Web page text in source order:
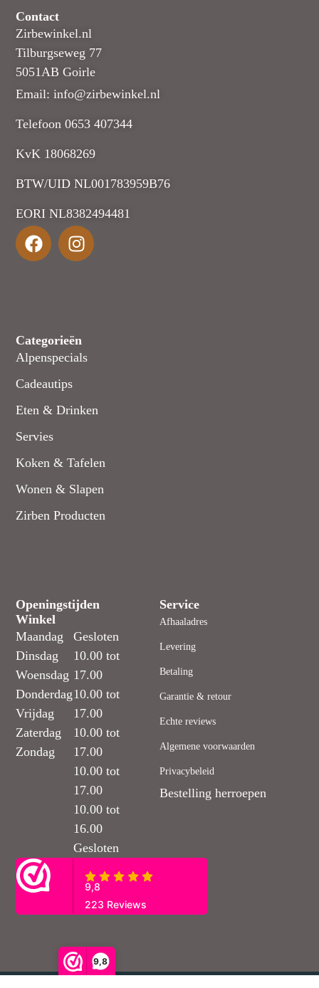
9,8
Contact
Zirbewinkel.nl
Tilburgseweg 77
5051AB Goirle
Email: info@zirbewinkel.nl
Telefoon 0653 407344
KvK 18068269
BTW/UID NL001783959B76
EORI NL8382494481
Categorieën
Alpenspecials
Cadeautips
Eten & Drinken
Servies
Koken & Tafelen
Wonen & Slapen
Zirben Producten
Openingstijden
Winkel
Maandag
Dinsdag
Woensdag
Donderdag
Vrijdag
Zaterdag
Zondag
Gesloten
10.00 tot
17.00
10.00 tot
17.00
10.00 tot
17.00
10.00 tot
17.00
10.00 tot
16.00
Gesloten
Service
Afhaaladres
Levering
Betaling
Garantie & retour
Echte reviews
Algemene voorwaarden
Privacybeleid
Bestelling herroepen